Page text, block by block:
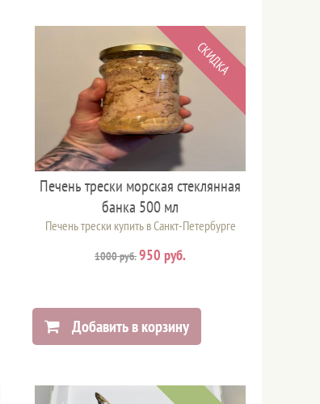
СКИДКА
Печень трески морская стеклянная
банка 500 мл
Печень трески купить в Санкт-Петербурге
1000 руб.950 руб.
Добавить в корзину